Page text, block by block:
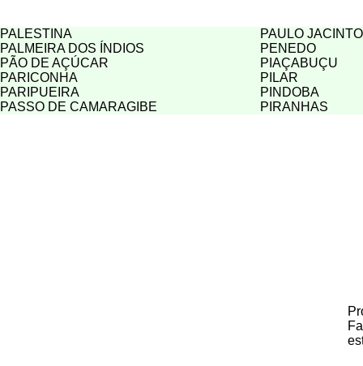
PALESTINA
PAULO JACINTO
PALMEIRA DOS ÍNDIOS
PENEDO
PÃO DE AÇÚCAR
PIAÇABUÇU
PARICONHA
PILAR
PARIPUEIRA
PINDOBA
PASSO DE CAMARAGIBE
PIRANHAS